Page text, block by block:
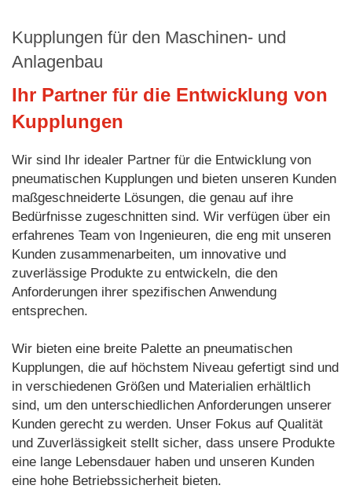
Kupplungen für den Maschinen- und
Anlagenbau
Ihr Partner für die Entwicklung von
Kupplungen
Wir sind Ihr idealer Partner für die Entwicklung von
pneumatischen Kupplungen und bieten unseren Kunden
maßgeschneiderte Lösungen, die genau auf ihre
Bedürfnisse zugeschnitten sind. Wir verfügen über ein
erfahrenes Team von Ingenieuren, die eng mit unseren
Kunden zusammenarbeiten, um innovative und
zuverlässige Produkte zu entwickeln, die den
Anforderungen ihrer spezifischen Anwendung
entsprechen.
Wir bieten eine breite Palette an pneumatischen
Kupplungen, die auf höchstem Niveau gefertigt sind und
in verschiedenen Größen und Materialien erhältlich
sind, um den unterschiedlichen Anforderungen unserer
Kunden gerecht zu werden. Unser Fokus auf Qualität
und Zuverlässigkeit stellt sicher, dass unsere Produkte
eine lange Lebensdauer haben und unseren Kunden
eine hohe Betriebssicherheit bieten.